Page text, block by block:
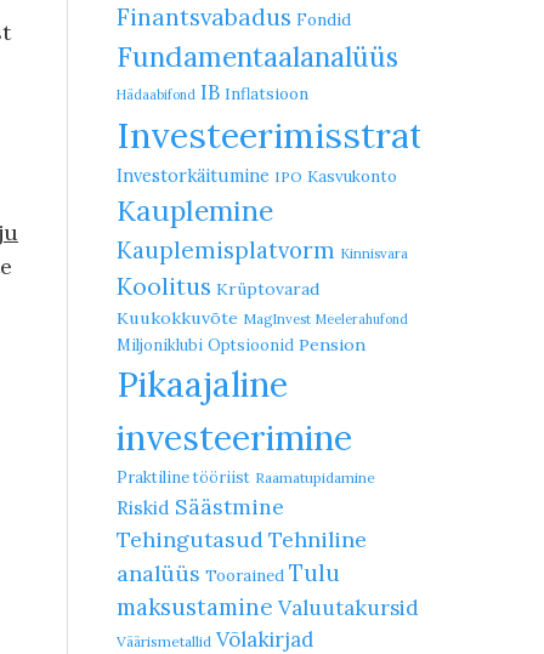
Finantsvabadus Fondid
Fundamentaalanalüüs
Hädaabifond IB Inflatsioon
Investeerimisstrateegia
Investorkäitumine IPO Kasvukonto
Kauplemine
Kauplemisplatvorm Kinnisvara
Koolitus Krüptovarad
Kuukokkuvõte MagInvest Meelerahufond
Miljoniklubi Optsioonid Pension
Pikaajaline
investeerimine
Praktiline tööriist Raamatupidamine
Riskid Säästmine
TehingutasudTehniline
analüüs Toorained Tulu
maksustamine Valuutakursid
Väärismetallid Võlakirjad